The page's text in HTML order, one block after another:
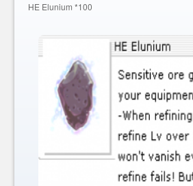
HE Elunium *100